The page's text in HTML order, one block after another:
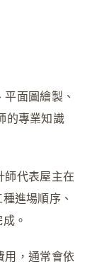
面圖繪製、
的專業知識
師代表屋主在
進場順序、
。
用，通常會依